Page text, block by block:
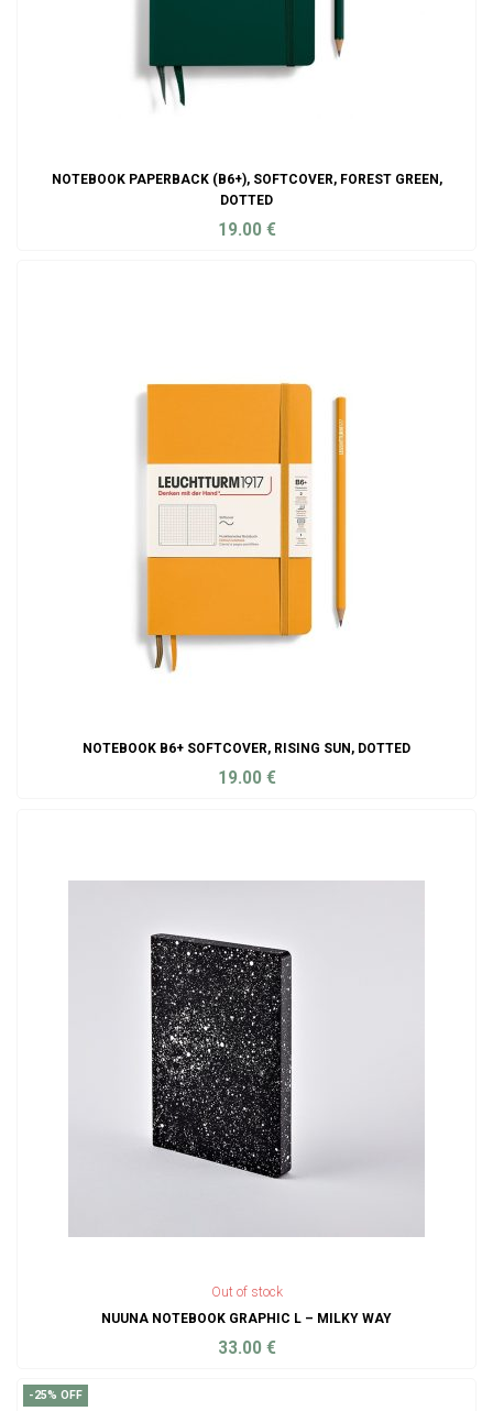
NOTEBOOK PAPERBACK (B6+), SOFTCOVER, FOREST GREEN,
DOTTED
19.00 €
NOTEBOOK B6+ SOFTCOVER, RISING SUN, DOTTED
19.00 €
Out of stock
NUUNA NOTEBOOK GRAPHIC L – MILKY WAY
33.00 €
-25% OFF